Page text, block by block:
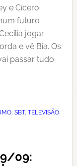
e Cícero
futuro
jogar
e vê Bia. Os
passar tudo
, SBT, TELEVISÃO
09: